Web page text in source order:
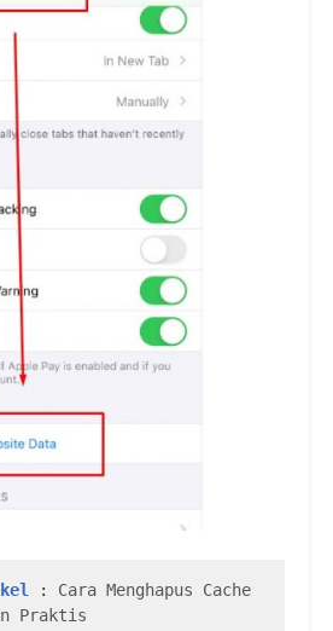
: Cara Menghapus Cache
Praktis